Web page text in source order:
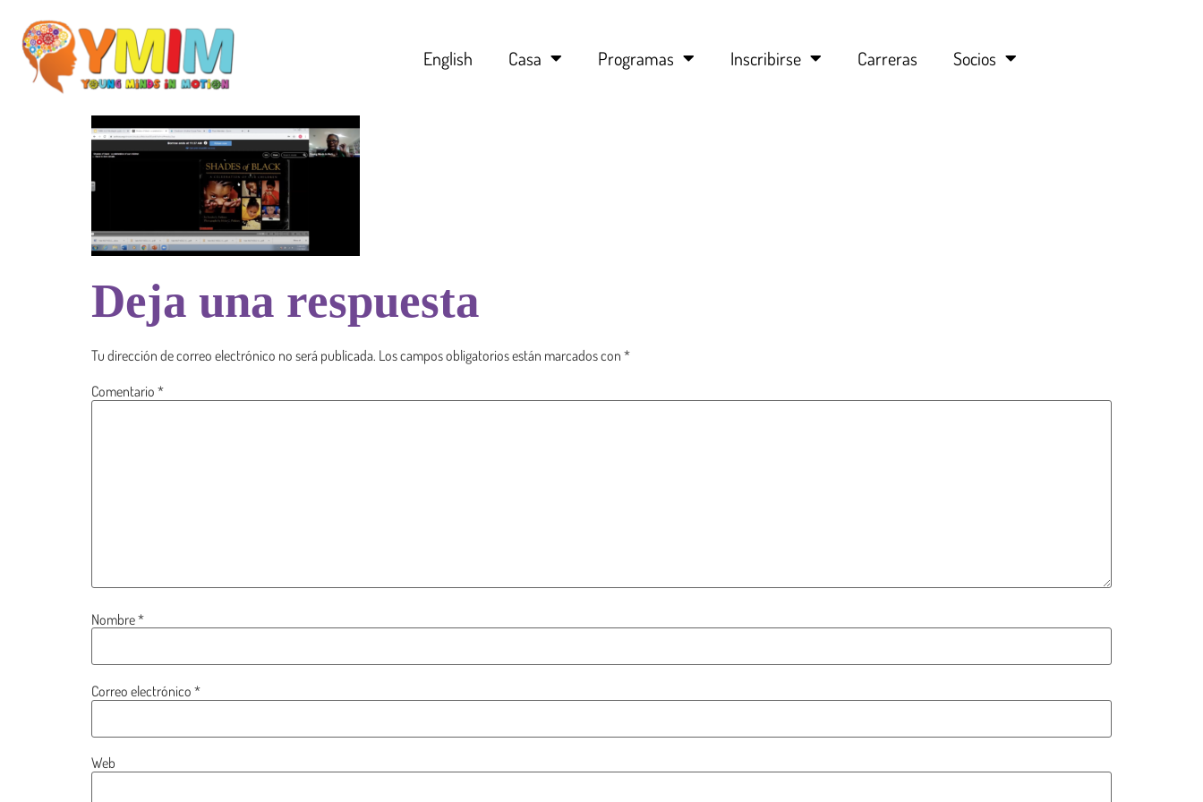
English Casa Programas Inscribirse Carreras Socios
Deja una respuesta
Tu dirección de correo electrónico no será publicada. Los campos obligatorios están marcados con *
Comentario *
Nombre*
Correo electrónico *
Web